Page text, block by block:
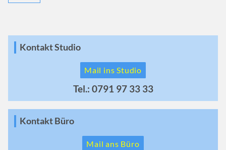
Kontakt Studio
Mail ins Studio
Tel.: 0791 97 33 33
Kontakt Büro
Mail ans Büro